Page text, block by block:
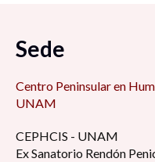
Sede
Centro Peninsular en
UNAM
CEPHCIS - UNAM
Ex Sanatorio Rendón